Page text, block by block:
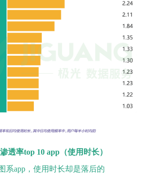
透率top 10 app（使用时长）
系app，使用时长却是落后的